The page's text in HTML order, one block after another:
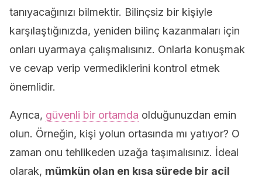
tanıyacağınızı bilmektir. Bilinçsiz bir kişiyle
karşılaştığınızda, yeniden bilinç kazanmaları için
onları uyarmaya çalışmalısınız. Onlarla konuşmak
ve cevap verip vermediklerini kontrol etmek
önemlidir.
Ayrıca, güvenli bir ortamda olduğunuzdan emin
olun. Örneğin, kişi yolun ortasında mı yatıyor? O
zaman onu tehlikeden uzağa taşımalısınız. İdeal
olarak, mümkün olan en kısa sürede bir acil